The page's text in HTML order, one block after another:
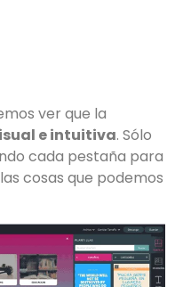
ver que la
e intuitiva. Sólo
cada pestaña para
cosas que podemos